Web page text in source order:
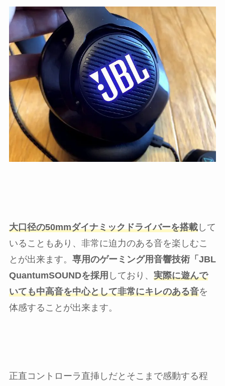
大口径の50mmダイナミックドライバーを搭載して
いることもあり、非常に迫力のある音を楽しむこ
とが出来ます。 専用のゲーミング用音響技術「JBL
QuantumSOUNDを採用 しており、 実際に遊んで
いても中高音を中心として非常にキレのある音を
体感することが出来ます。
正直コントローラ直挿しだとそこまで感動する程